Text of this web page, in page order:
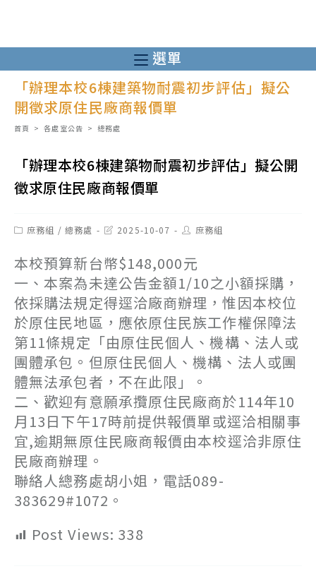
至
主
選單
「辦理本校6棟建築物耐震初步評估」擬公
開徵求原住民廠商報價單
首頁 > 各處室公告 > 總務處
「辦理本校6棟建築物耐震初步評估」擬公開
徵求原住民廠商報價單
Post庶務組 / 總務處
Post2025-10-07
Post庶務組
本校預算新台幣$148,000元
一、本案為未達公告金額1/10之小額採購，
依採購法規定得逕洽廠商辦理，惟因本校位
於原住民地區，應依原住民族工作權保障法
第11條規定「由原住民個人、機構、法人或
團體承包。但原住民個人、機構、法人或團
體無法承包者，不在此限」。
二、歡迎有意願承攬原住民廠商於114年10
月13日下午17時前提供報價單或逕洽相關事
宜,逾期無原住民廠商報價由本校逕洽非原住
民廠商辦理。
聯絡人總務處胡小姐，電話089-
383629#1072。
Post Views: 338